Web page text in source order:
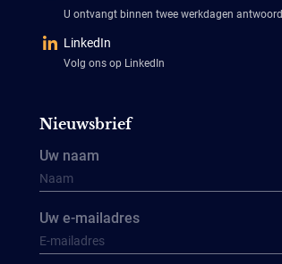
U ontvangt binnen twee werkdagen antwoord
LinkedIn
Volg ons op LinkedIn
Nieuwsbrief
Uw naam
Uw e-mailadres